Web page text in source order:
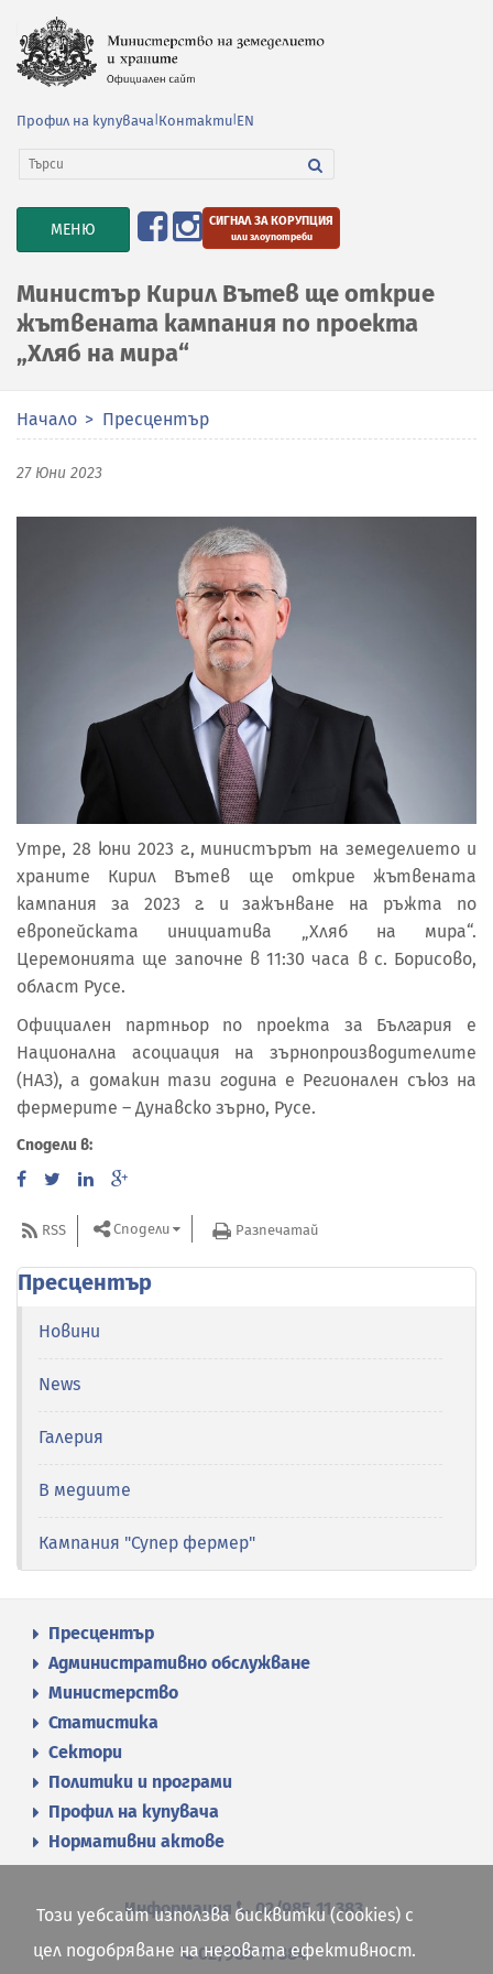
Профил на купувача Контакти EN
TOGGLE
NAVIGATION
МЕНЮ СИГНАЛ ЗА КОРУПЦИЯ
или злоупотреби
Министър Кирил Вътев ще открие
жътвената кампания по проекта
„Хляб на мира“
Начало Пресцентър
27 Юни 2023
Утре, 28 юни 2023 г., министърът на земеделието и
храните Кирил Вътев ще открие жътвената
кампания за 2023 г. и зажънване на ръжта по
европейската инициатива „Хляб на мира“.
Церемонията ще започне в 11:30 часа в с. Борисово,
област Русе.
Официален партньор по проекта за България е
Национална асоциация на зърнопроизводителите
(НАЗ), а домакин тази година е Регионален съюз на
фермерите – Дунавско зърно, Русе.
Сподели в:
RSS Сподели Разпечатай
Пресцентър
Новини
News
Галерия
В медиите
Кампания "Супер фермер"
Пресцентър
Административно обслужване
Министерство
Статистика
Сектори
Политики и програми
Профил на купувача
Нормативни актове
Информация 02/985 11 383
02/985 11 384
Този уебсайт използва бисквитки (cookies) с
цел подобряване на неговата ефективност.